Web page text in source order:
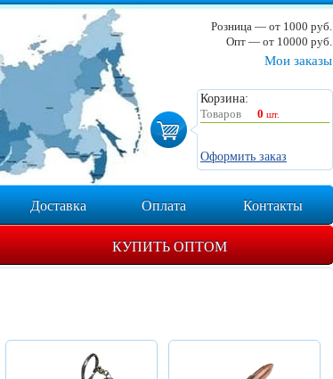
Мои заказы
Корзина:
Товаров
0 шт.
Оформить заказ
Розница — от 1000 руб.
Опт — от 10000 руб.
Доставка Оплата Контакты
КУПИТЬ ОПТОМ